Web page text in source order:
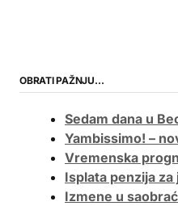
OBRATI PAŽNJU…
Sedam dana u
Yambissimo! –
Vremenska
Isplata penzija za
Izmene u